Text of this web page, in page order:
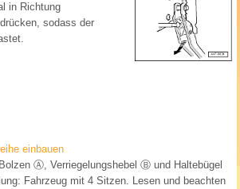
in Richtung
sodass der
einbauen
Ⓐ, Verriegelungshebel Ⓑ und Haltebügel
Fahrzeug mit 4 Sitzen. Lesen und beachten